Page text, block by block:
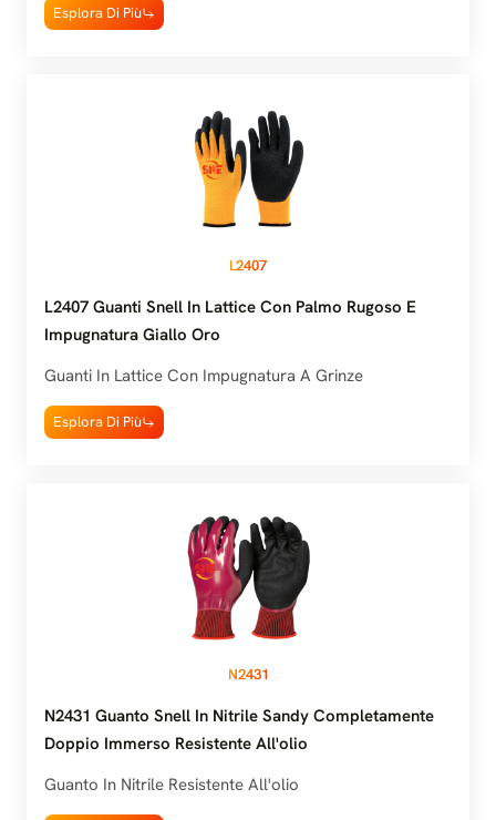
Esplora Di Più
L2407
L2407 Guanti Snell In Lattice Con Palmo Rugoso E
Impugnatura Giallo Oro
Guanti In Lattice Con Impugnatura A Grinze
Esplora Di Più
N2431
N2431 Guanto Snell In Nitrile Sandy Completamente
Doppio Immerso Resistente All'olio
Guanto In Nitrile Resistente All'olio